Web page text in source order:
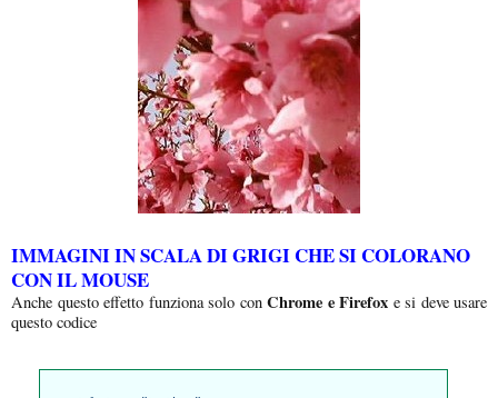
IMMAGINI IN SCALA DI GRIGI CHE SI COLORANO
CON IL MOUSE
Anche questo effetto funziona solo con Chrome e Firefox e si deve usare
questo codice